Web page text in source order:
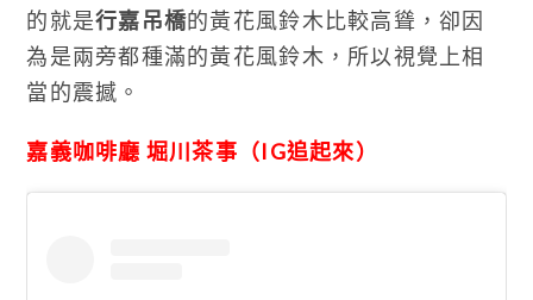
的就是行嘉吊橋的黃花風鈴木比較高聳，卻因
為是兩旁都種滿的黃花風鈴木，所以視覺上相
當的震撼。
嘉義咖啡廳 堀川茶事（IG追起來）